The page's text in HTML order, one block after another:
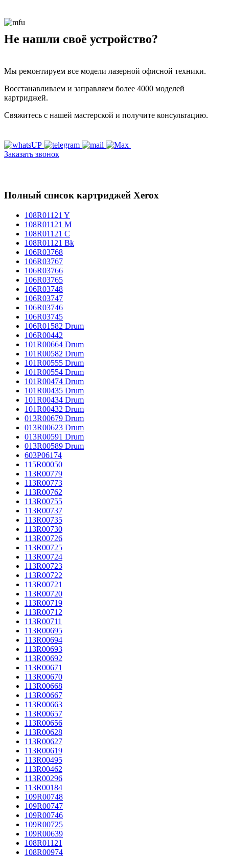
Не нашли своё устройство?
Мы ремонтируем все модели лазерной офисной техники.
Восстанавливаем и заправляем более 4000 моделей
картриджей.
Свяжитесь с нашей мастерской и получите консультацию.
Заказать звонок
Полный список картриджей Xerox
108R01121 Y
108R01121 M
108R01121 C
108R01121 Bk
106R03768
106R03767
106R03766
106R03765
106R03748
106R03747
106R03746
106R03745
106R01582 Drum
106R00442
101R00664 Drum
101R00582 Drum
101R00555 Drum
101R00554 Drum
101R00474 Drum
101R00435 Drum
101R00434 Drum
101R00432 Drum
013R00679 Drum
013R00623 Drum
013R00591 Drum
013R00589 Drum
603P06174
115R00050
113R00779
113R00773
113R00762
113R00755
113R00737
113R00735
113R00730
113R00726
113R00725
113R00724
113R00723
113R00722
113R00721
113R00720
113R00719
113R00712
113R00711
113R00695
113R00694
113R00693
113R00692
113R00671
113R00670
113R00668
113R00667
113R00663
113R00657
113R00656
113R00628
113R00627
113R00619
113R00495
113R00462
113R00296
113R00184
109R00748
109R00747
109R00746
109R00725
109R00639
108R01121
108R00974